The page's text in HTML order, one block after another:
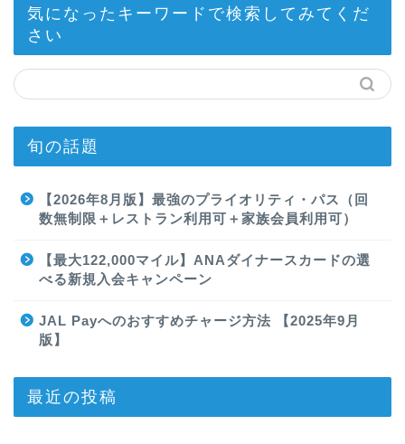
気になったキーワードで検索してみてくだ
さい
旬の話題
【2026年8月版】最強のプライオリティ・パス（回
数無制限＋レストラン利用可＋家族会員利用可）
【最大122,000マイル】ANAダイナースカードの選
べる新規入会キャンペーン
JAL Payへのおすすめチャージ方法 【2025年9月
版】
最近の投稿